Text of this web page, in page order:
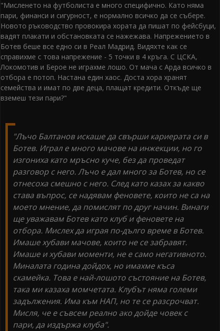
"Мисленето на футболиста е много специфично. Като няма
пари, финанси и сигурност, е нормално всичко да се събере.
Новото ръководство провокира хората да пишат по фейсбуци,
вадят плакати и обстановката се нажежава. Напрежението в
Ботев беше все едно си в Реал Мадрид. Видяхте как се
справихме с това напрежение - 5 точки в 4 кръга. С ЦСКА,
Локомотив и Берое не играхме лошо. От мача с Арда всичко в
отбора е потоп. Настана един хаос. Доста хора хранят
семейства и имат по две деца, плащат кредити. Откъде ще
вземеш тези пари?"
"Лъчо Балтанов искаше да свърши кариерата си в
Ботев. Играл е много мачове на инжекции, но го
изгониха като мръсно куче, без да проведат
разговор с него. Лъчо е дал много за Ботев, но се
отнесоха смешно с него. След като казах за какво
става въпрос, се надявам феновете, които не са на
моето мнение, да помислят по друг начин. Винаги
ще уважавам Ботев като клуб и феновете на
отбора. Мислех да играя по-дълго време в Ботев.
Имаше хубави мачове, които не се забравят.
Имаше и хубави моменти, не е само негативното.
Миналата година дойдох, но имахме къса
скамейка. Това е най-лошото състояние на Ботев,
така ми казаха момчетата. Клубът няма големи
задължения. Има към НАП, но те се разсрочват.
Мисля, че е съвсем реално ако дойде човек с
пари, да издържа клуба".